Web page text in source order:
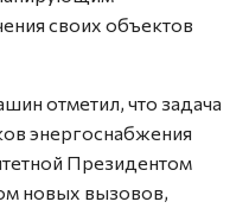
своих объектов
отметил, что задача
энергоснабжения
Президентом
новых вызовов,